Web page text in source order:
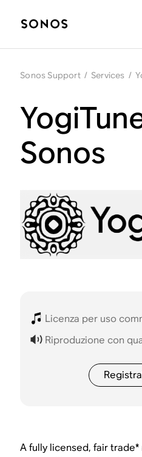
Sonos Support / Services /
Sonos
Licenza per uso
Riproduzione con
A fully licensed, fair